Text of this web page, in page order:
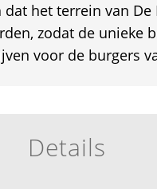
dat het terrein van
zodat de unieke
voor de burgers
Details